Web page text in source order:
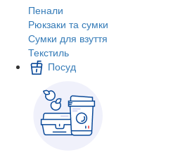
Пенали
Рюкзаки та сумки
Сумки для взуття
Текстиль
Посуд